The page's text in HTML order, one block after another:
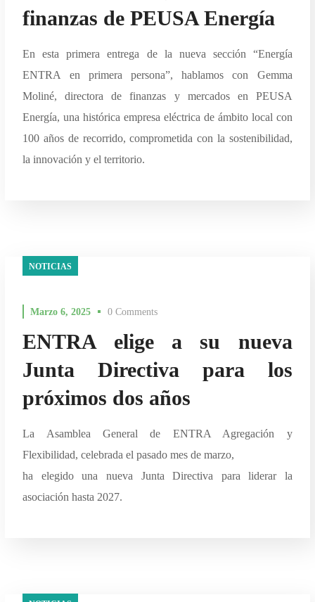
finanzas de PEUSA Energía
En esta primera entrega de la nueva sección “Energía
ENTRA en primera persona”, hablamos con Gemma
Moliné, directora de finanzas y mercados en PEUSA
Energía, una histórica empresa eléctrica de ámbito local con
100 años de recorrido, comprometida con la sostenibilidad,
la innovación y el territorio.
NOTICIAS
Marzo 6, 2025 0 Comments
ENTRA elige a su nueva
Junta Directiva para los
próximos dos años
La Asamblea General de ENTRA Agregación y
Flexibilidad, celebrada el pasado mes de marzo,
ha elegido una nueva Junta Directiva para liderar la
asociación hasta 2027.